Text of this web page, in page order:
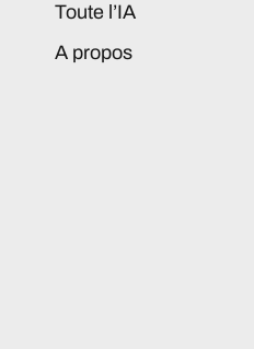
Toute l’IA
A propos